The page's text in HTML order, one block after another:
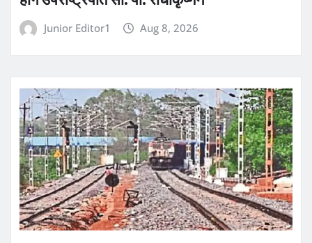
Junior Editor1 Aug 8, 2026